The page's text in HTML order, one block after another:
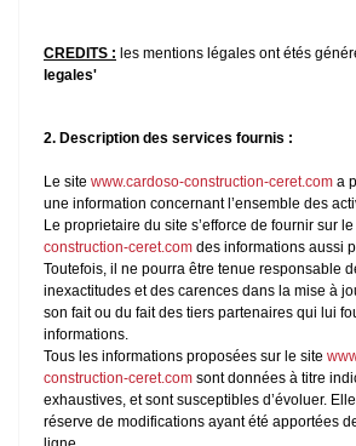
CREDITS : les mentions légales ont étés
legales'
2. Description des services fournis :
Le site www.cardoso-construction-ceret.com a
une information concernant l’ensemble des
Le proprietaire du site s’efforce de fournir sur le
construction-ceret.com des informations aussi
Toutefois, il ne pourra être tenue responsable
inexactitudes et des carences dans la mise à
son fait ou du fait des tiers partenaires qui lui
informations.
Tous les informations proposées sur le site
construction-ceret.com sont données à titre
exhaustives, et sont susceptibles d’évoluer.
réserve de modifications ayant été apportées